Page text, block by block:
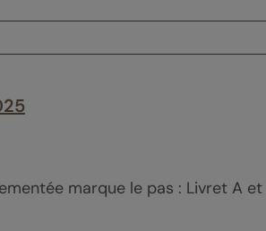
marque le pas : Livret A